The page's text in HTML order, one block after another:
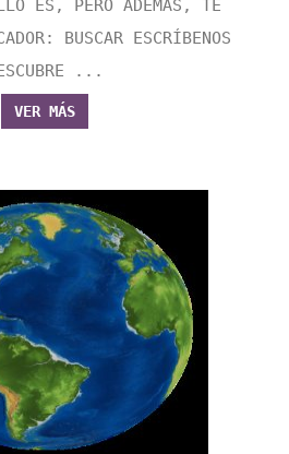
ES, PERO ADEMÁS, TE
BUSCAR ESCRÍBENOS
...
VER MÁS